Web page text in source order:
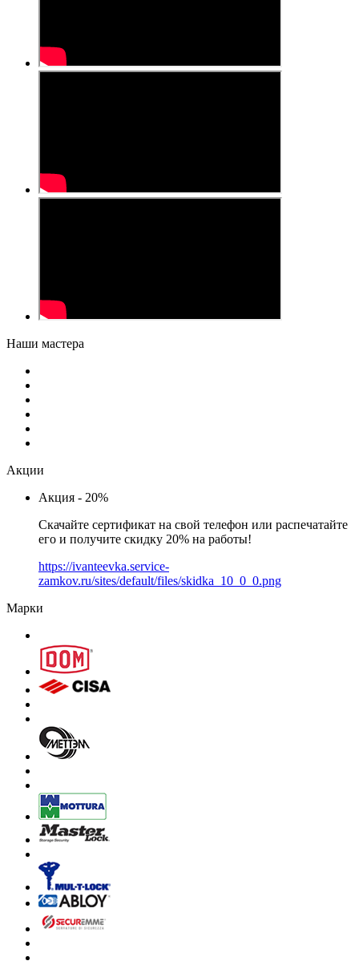
Наши мастера
Акции
Акция - 20%
Скачайте сертификат на свой телефон или распечатайте
его и получите скидку 20% на работы!
https://ivanteevka.service-
zamkov.ru/sites/default/files/skidka_10_0_0.png
Марки